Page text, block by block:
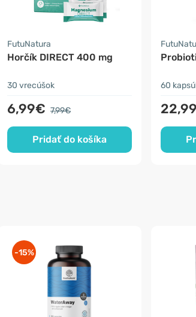
FutuNatura
Horčík DIRECT 400 mg
30 vrecúšok
6,99€ 7,99€
Pridať do košíka
60
-15%